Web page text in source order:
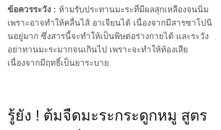
ข้อควรระวัง : ห้ามรับประทานมะระที่มีผลสุกเหลืองจนนิ่ม
เพราะอาจทำให้คลื่นไส้ อาเจียนได้ เนื่องจากมีสารซาโปนิ
นอยู่มาก ซึ่งสารนี้จะทำให้เป็นพิษต่อร่างกายได้ และระวัง
อย่าทานมะระมากจนเกินไป เพราะจะทำให้ท้องเสีย
เนื่องจากมีฤทธิ์เป็นยาระบาย
รู้ยัง ! ต้มจืดมะระกระดูกหมู สูตร